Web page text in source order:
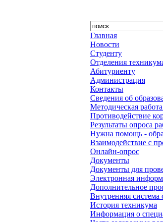
Главная
Новости
Студенту
Отделения
Абитуриенту
Администрация
Контакты
Сведения об
Методическая
Противодействие
Результаты опроса
Нужна помощь -
Взаимодействие с
Онлайн-опрос
Документы
Документы для
Электронная
Дополнительное
Внутренняя система
История техникума
Информация о